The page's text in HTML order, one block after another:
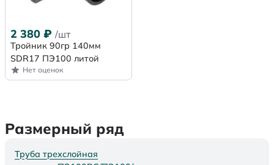
2 380 ₽ /шт
Тройник 90гр 140мм
SDR17 ПЭ100 литой
Нет оценок
Размерный ряд
Труба трехслойная